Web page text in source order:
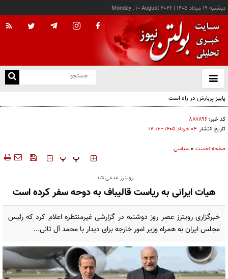
دوشنبه ۱۹ مرداد ۱۴۰۵ |
Monday , 10 August 2026
باز
و
کد خبر: ۸۸۷۸۹۶
تاریخ انتشار: ۰۴ خرداد ۱۴۰۵ - ۱۷:۱۶
صفحه نخست »سیاسی
‍‍‍ پ پ
رویترز مدعی شد:
هیات ایرانی به ریاست قالیباف به دوحه سفر کرده است
خبرگزاری رویترز عصر روز دوشنبه در گزارشی غیرمنتظره اعلام کرد که رئیس
مجلس ایران به همراه وزیر امور خارجه برای دیدار با محمد آل ثانی...